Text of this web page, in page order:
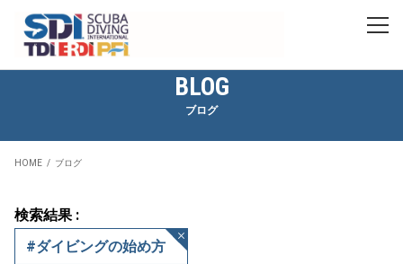
BLOG
ブログ
HOME ブログ
検索結果 :
#ダイビングの始め方